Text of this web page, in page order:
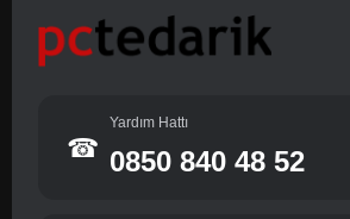
☎
Yardım Hattı
0850 840 48 52